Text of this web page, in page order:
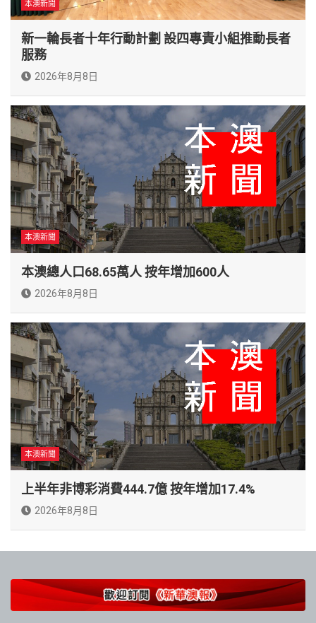
本澳新聞
新一輪長者十年行動計劃 設四專責小組推動長者
服務
2026年8月8日
本澳新聞
本澳總人口68.65萬人 按年增加600人
2026年8月8日
本澳新聞
上半年非博彩消費444.7億 按年增加17.4%
2026年8月8日